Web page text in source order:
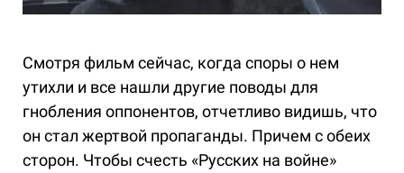
Смотря фильм сейчас, когда споры о нем
утихли и все нашли другие поводы для
гнобления оппонентов, отчетливо видишь, что
он стал жертвой пропаганды. Причем с обеих
сторон. Чтобы счесть «Русских на войне»